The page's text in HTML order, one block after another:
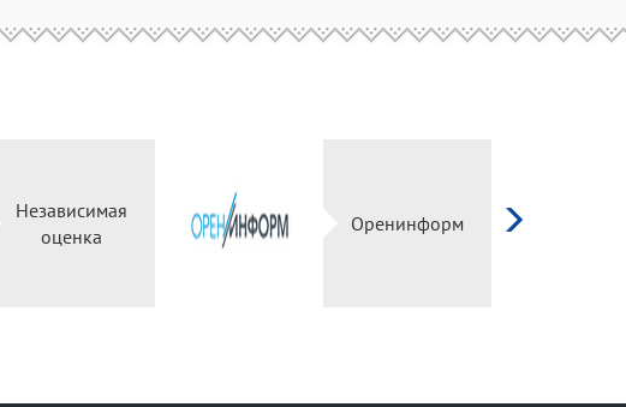
Независимая
оценка
Оренинформ